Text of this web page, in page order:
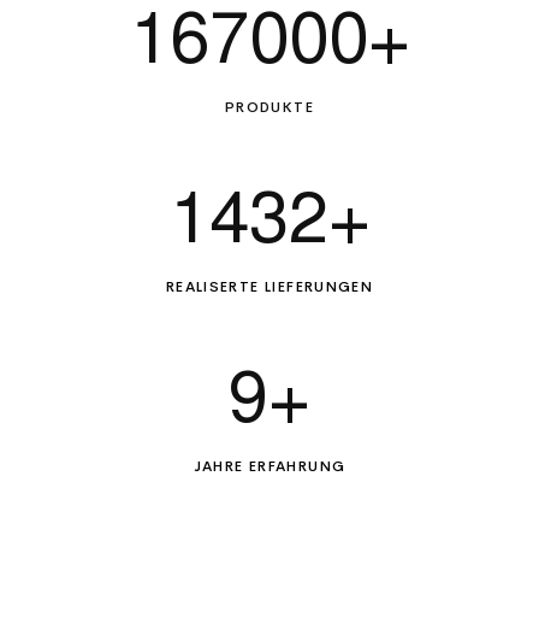
PRODUKTE
167000+
REALISERTE LIEFERUNGEN
1432+
JAHRE ERFAHRUNG
9+